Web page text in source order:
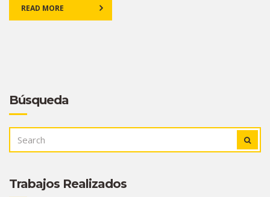
READ MORE
Búsqueda
FOR:
Trabajos Realizados